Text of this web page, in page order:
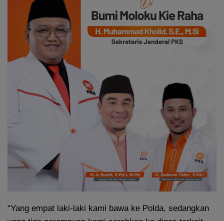
“Yang empat laki-laki kami bawa ke Polda, sedangkan